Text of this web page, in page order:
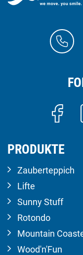
PRODUKTE
Zauberteppich
Lifte
Sunny Stuff
Rotondo
Mountain
Wood'n'Fun